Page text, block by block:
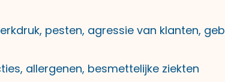
pesten, agressie van klanten,
allergenen, besmettelijke ziekten